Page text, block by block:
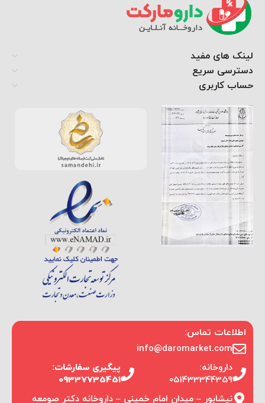
لینک های مفید
دسترسی سریع
حساب کاربری
اطلاعات تماس:
info@daromarket.com
داروخانه:
051433344359
پیگیری سفارشات:
09337735451
نیشابور – میدان امام خمینی – داروخانه دکتر صومعه